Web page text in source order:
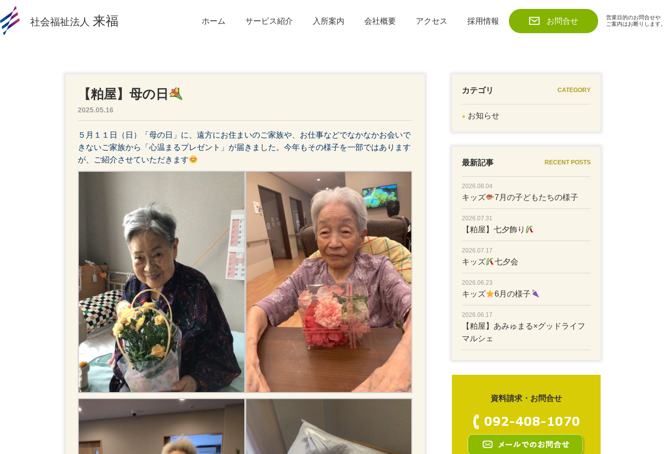
社会福祉法人 来福 お問合せ
営業目的のお問合せや
ご案内はお断りします。
ホーム サービス紹介 入所案内 会社概要 アクセス 採用情報
【粕屋】母の日
2025.05.16
５月１１日（日）「母の日」に、遠方にお住まいのご家族や、お仕事などでなかなかお会いで
きないご家族から「心温まるプレゼント」が届きました。今年もその様子を一部ではあります
が、ご紹介させていただきます
カテゴリ CATEGORY
お知らせ
最新記事 RECENT POSTS
2026.08.04
キッズ 7月の子どもたちの様子
2026.07.31
【粕屋】七夕飾り
2026.07.17
キッズ 七夕会
2026.06.23
キッズ 6月の様子
2026.06.17
【粕屋】あみゅまる×グッドライフ
マルシェ
資料請求・お問合せ